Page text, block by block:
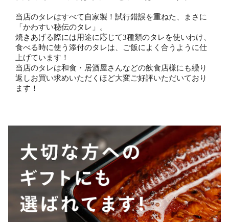
当店のタレはすべて自家製！試行錯誤を重ねた、まさに
「かわすい秘伝のタレ」。
焼きあげる際には用途に応じて3種類のタレを使いわけ、
食べる時に使う添付のタレは、ご飯によく合うように仕
上げています！
当店のタレは和食・居酒屋さんなどの飲食店様にも繰り
返しお買い求めいただくほど大変ご好評いただいており
ます！